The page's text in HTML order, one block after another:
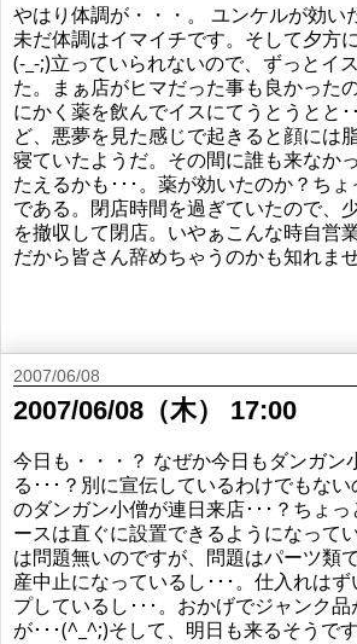
やはり体調が・・・。 ユンケルが効い
未だ体調はイマイチです。そして夕方
(-_-;)立っていられないので、ずっとイ
た。まぁ店がヒマだった事も良かった
にかく薬を飲んでイスにてうとうとと
ど、悪夢を見た感じで起きると顔には
寝ていたようだ。その間に誰も来なか
たえるかも･･･。薬が効いたのか？ち
である。閉店時間を過ぎていたので、
を撤収して閉店。いやぁこんな時自営
だから皆さん辞めちゃうのかも知れませ
2007/06/08
2007/06/08（木） 17:00
今日も・・・？ なぜか今日もダンガン
る･･･？別に宣伝しているわけでもな
のダンガン小僧が連日来店･･･？ちょ
ースは直ぐに設置できるようになって
は問題無いのですが、問題はパーツ類
産中止になっているし･･･。仕入れは
プしているし･･･。おかげでジャンク
が･･･(^_^;)そして、明日も来るそうです